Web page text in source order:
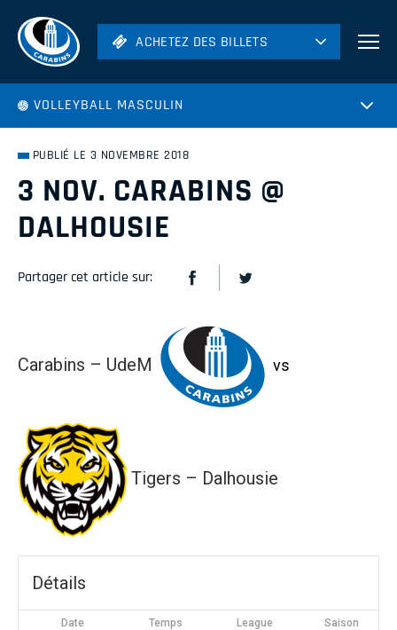
ACHETEZ DES BILLETS
Hockey
ACHETEZ DES BILLETS
VOLLEYBALL MASCULIN
PUBLIÉ LE 3 NOVEMBRE 2018
3 NOV. CARABINS @
DALHOUSIE
Partager cet article sur:
Carabins – UdeM vs
Tigers – Dalhousie
Détails
Date Temps League Saison